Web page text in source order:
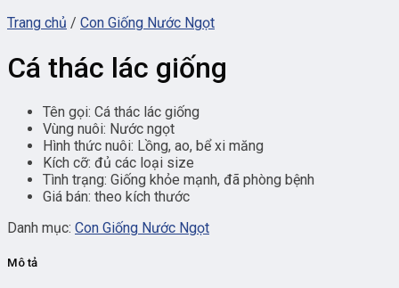
Trang chủ / Con Giống Nước Ngọt
Cá thác lác giống
Tên gọi: Cá thác lác giống
Vùng nuôi: Nước ngọt
Hình thức nuôi: Lồng, ao, bể xi măng
Kích cỡ: đủ các loại size
Tình trạng: Giống khỏe mạnh, đã phòng bệnh
Giá bán: theo kích thước
Danh mục: Con Giống Nước Ngọt
Mô tả